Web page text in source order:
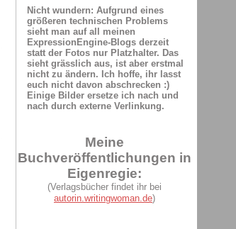
Nicht wundern: Aufgrund eines
größeren technischen Problems
sieht man auf all meinen
ExpressionEngine-Blogs derzeit
statt der Fotos nur Platzhalter. Das
sieht grässlich aus, ist aber erstmal
nicht zu ändern. Ich hoffe, ihr lasst
euch nicht davon abschrecken :)
Einige Bilder ersetze ich nach und
nach durch externe Verlinkung.
Meine
Buchveröffentlichungen in
Eigenregie:
(Verlagsbücher findet ihr bei
autorin.writingwoman.de)